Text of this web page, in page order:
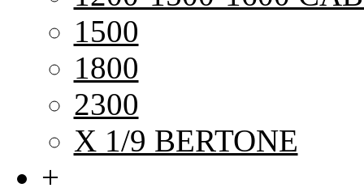
1500
1800
2300
X 1/9 BERTONE
+